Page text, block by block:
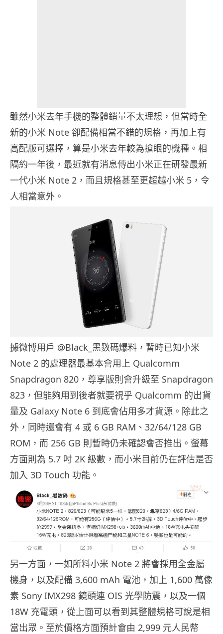
雖然小米去年手機的整體銷量不太理想，但當時全
新的小米 Note 卻配備相當不錯的規格，再加上有
高配版可選擇，算是小米去年較為搶眼的機種。相
隔約一年後，最近就有消息傳出小米正在研發最新
一代小米 Note 2，而且規格甚至更超越小米 5，令
人相當意外。
據微博用戶 @Black_黑數碼爆料，暫時已知小米
Note 2 的處理器最基本會用上 Qualcomm
Snapdragon 820，尊享版則會升級至 Snapdragon
823，但能夠用到後者就要視乎 Qualcomm 的出貨
量及 Galaxy Note 6 到底會佔用多才貨源。除此之
外，同時還會有 4 或 6 GB RAM、32/64/128 GB
ROM，而 256 GB 則暫時仍未確認會否推出。螢幕
方面則為 5.7 吋 2K 級數，而小米目前仍在評估是否
加入 3D Touch 功能。
另一方面，一如所料小米 Note 2 將會採用全金屬
機身，以及配備 3,600 mAh 電池，加上 1,600 萬像
素 Sony IMX298 鏡頭連 OIS 光學防震，以及一個
18W 充電頭，從上面可以看到其整體規格可說是相
當出眾。至於價格方面預計會由 2,999 元人民幣